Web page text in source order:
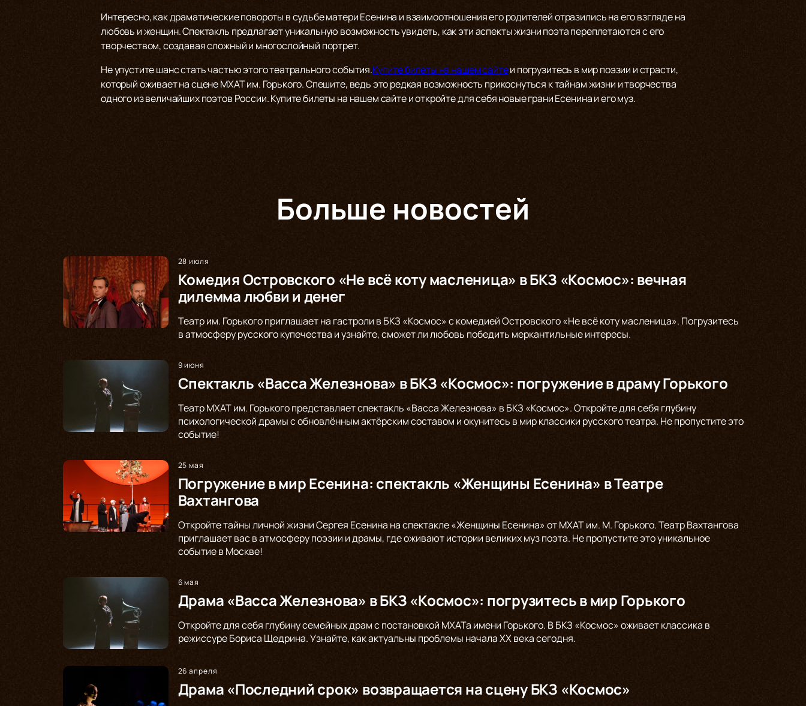
Интересно, как драматические повороты в судьбе матери Есенина и взаимоотношения его родителей отразились на его взгляде на
любовь и женщин. Спектакль предлагает уникальную возможность увидеть, как эти аспекты жизни поэта переплетаются с его
творчеством, создавая сложный и многослойный портрет.
Не упустите шанс стать частью этого театрального события.Купите билеты на нашем сайтеи погрузитесь в мир поэзии и страсти,
который оживает на сцене МХАТ им. Горького. Спешите, ведь это редкая возможность прикоснуться к тайнам жизни и творчества
одного из величайших поэтов России. Купите билеты на нашем сайте и откройте для себя новые грани Есенина и его муз.
Больше новостей
28 июля
Комедия Островского «Не всё коту масленица» в БКЗ «Космос»: вечная
дилемма любви и денег
Театр им. Горького приглашает на гастроли в БКЗ «Космос» с комедией Островского «Не всё коту масленица». Погрузитесь
в атмосферу русского купечества и узнайте, сможет ли любовь победить меркантильные интересы.
9 июня
Спектакль «Васса Железнова» в БКЗ «Космос»: погружение в драму Горького
Театр МХАТ им. Горького представляет спектакль «Васса Железнова» в БКЗ «Космос». Откройте для себя глубину
психологической драмы с обновлённым актёрским составом и окунитесь в мир классики русского театра. Не пропустите это
событие!
25 мая
Погружение в мир Есенина: спектакль «Женщины Есенина» в Театре
Вахтангова
Откройте тайны личной жизни Сергея Есенина на спектакле «Женщины Есенина» от МХАТ им. М. Горького. Театр Вахтангова
приглашает вас в атмосферу поэзии и драмы, где оживают истории великих муз поэта. Не пропустите это уникальное
событие в Москве!
6 мая
Драма «Васса Железнова» в БКЗ «Космос»: погрузитесь в мир Горького
Откройте для себя глубину семейных драм с постановкой МХАТа имени Горького. В БКЗ «Космос» оживает классика в
режиссуре Бориса Щедрина. Узнайте, как актуальны проблемы начала XX века сегодня.
26 апреля
Драма «Последний срок» возвращается на сцену БКЗ «Космос»